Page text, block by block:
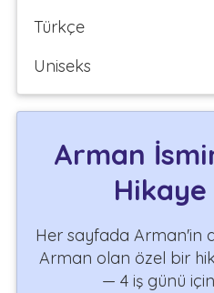
Türkçe
Uniseks
Arman
Hikaye
Her sayfada Arman'in
Arman olan özel bir
— 4 iş günü